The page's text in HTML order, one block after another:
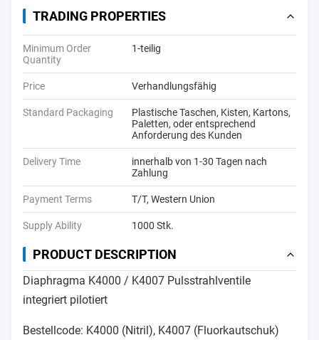
TRADING PROPERTIES
Minimum Order
Quantity
1-teilig
Price Verhandlungsfähig
Standard Packaging
Plastische Taschen, Kisten, Kartons,
Paletten, oder entsprechend
Anforderung des Kunden
Delivery Time
innerhalb von 1-30 Tagen nach
Zahlung
Payment Terms T/T, Western Union
Supply Ability 1000 Stk.
PRODUCT DESCRIPTION
Diaphragma K4000 / K4007 Pulsstrahlventile
integriert pilotiert
Bestellcode: K4000 (Nitril), K4007 (Fluorkautschuk)